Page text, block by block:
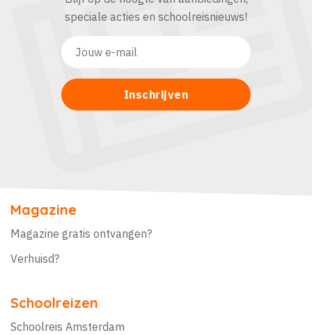
speciale acties en schoolreisnieuws!
Magazine
Magazine gratis ontvangen?
Verhuisd?
Schoolreizen
Schoolreis Amsterdam